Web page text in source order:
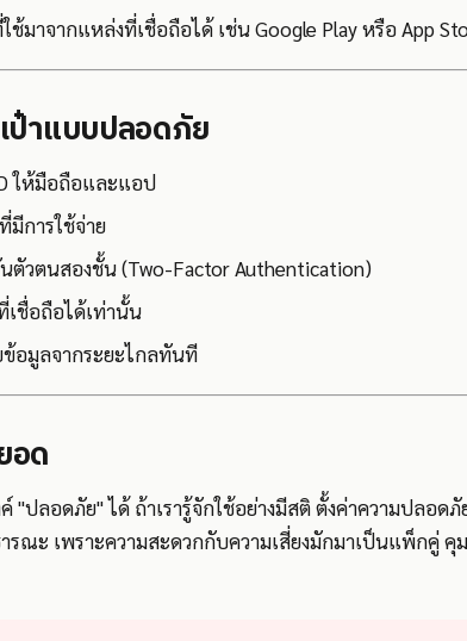
มาจากแหล่งที่เชื่อถือได้ เช่น Google Play หรือ App
ป๋าแบบปลอดภัย
ให้มือถือและแอป
มีการใช้จ่าย
วตนสองชั้น (Two-Factor Authentication)
ชื่อถือได้เท่านั้น
อมูลจากระยะไกลทันที
อด
"ปลอดภัย" ได้ ถ้าเรารู้จักใช้อย่างมีสติ ตั้งค่าความปลอด
รณะ เพราะความสะดวกกับความเสี่ยงมักมาเป็นแพ็กคู่ คุ